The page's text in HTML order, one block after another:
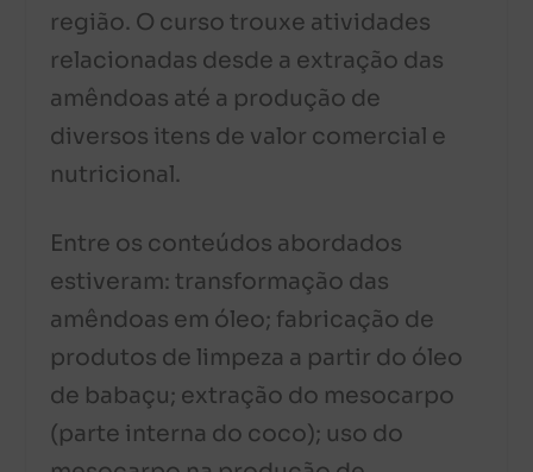
região. O curso trouxe atividades
relacionadas desde a extração das
amêndoas até a produção de
diversos itens de valor comercial e
nutricional.
Entre os conteúdos abordados
estiveram: transformação das
amêndoas em óleo; fabricação de
produtos de limpeza a partir do óleo
de babaçu; extração do mesocarpo
(parte interna do coco); uso do